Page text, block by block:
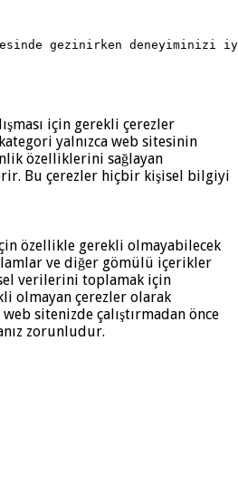
gezinirken deneyiminizi
için gerekli çerezler
yalnızca web sitesinin
özelliklerini sağlayan
Bu çerezler hiçbir kişisel bilgiyi
özellikle gerekli olmayabilecek
ve diğer gömülü içerikler
verilerini toplamak için
olmayan çerezler olarak
sitenizde çalıştırmadan önce
zorunludur.